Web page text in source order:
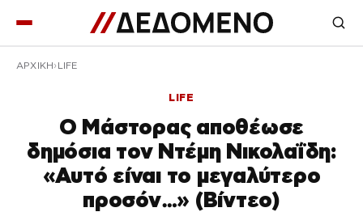
ΑΡΧΙΚΉ LIFE
LIFE
Ο Μάστορας αποθέωσε
δημόσια τον Ντέμη Νικολαΐδη:
«Αυτό είναι το μεγαλύτερο
προσόν…» (Βίντεο)